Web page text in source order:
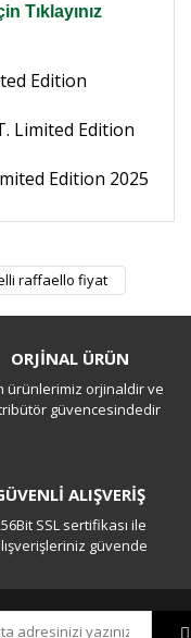
Tıklayınız
raffaello fiyat
ORJİNAL ÜRÜN
ürünlerimiz orjinaldir ve
güvencesindedir
ALIŞVERİŞ
SSL sertifikası ile
güvende